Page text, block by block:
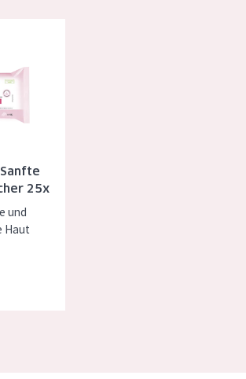
25x
und
Haut